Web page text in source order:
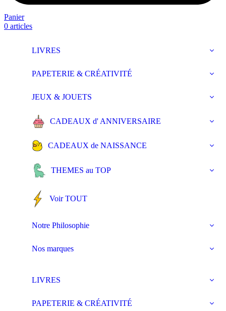
Panier
0 articles
LIVRES
PAPETERIE & CRÉATIVITÉ
JEUX & JOUETS
CADEAUX d' ANNIVERSAIRE
CADEAUX de NAISSANCE
THEMES au TOP
Voir TOUT
Notre Philosophie
Nos marques
LIVRES
PAPETERIE & CRÉATIVITÉ